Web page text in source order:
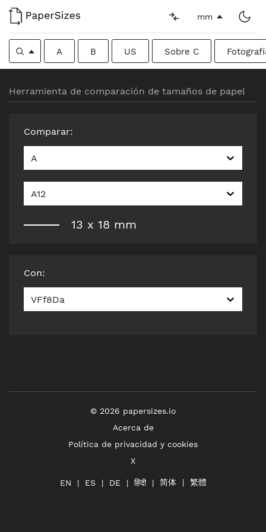
mm
A B US Sobre C
Herramienta de comparación de tamaños de papel
Comparar:
A
A12
13 x 18 mm
Con:
VFf8Da
© 2026 papersizes.io
Acerca de
Política de privacidad y cookies
X
EN ES DE हिंदी 简体 繁體